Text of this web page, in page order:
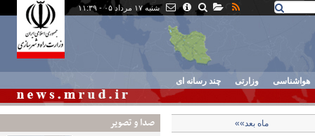
شنبه ۱۷ مرداد ۰۵ - ۱۱:۳۹
هواشناسی وزارتی چند رسانه ای
صدا و تصوير ماه بعد»»